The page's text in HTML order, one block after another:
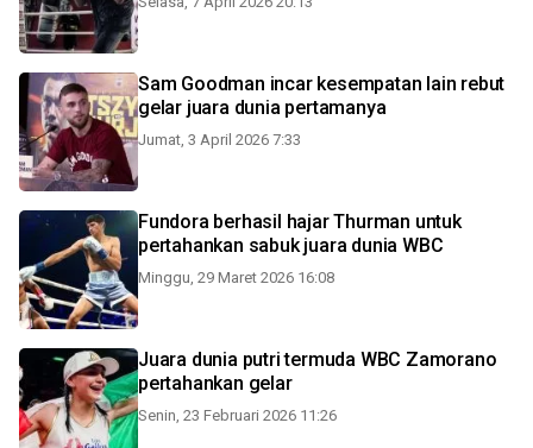
Sam Goodman incar kesempatan lain rebut
gelar juara dunia pertamanya
Jumat, 3 April 2026 7:33
Fundora berhasil hajar Thurman untuk
pertahankan sabuk juara dunia WBC
Minggu, 29 Maret 2026 16:08
Juara dunia putri termuda WBC Zamorano
pertahankan gelar
Senin, 23 Februari 2026 11:26